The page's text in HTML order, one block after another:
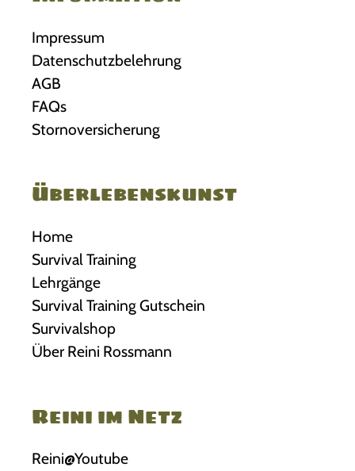
Impressum
Datenschutzbelehrung
AGB
FAQs
Stornoversicherung
Überlebenskunst
Home
Survival Training
Lehrgänge
Survival Training Gutschein
Survivalshop
Über Reini Rossmann
Reini im Netz
Reini@Youtube